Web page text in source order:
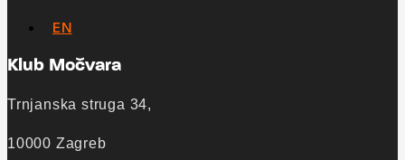
EN
Klub Močvara
Trnjanska struga 34,
10000 Zagreb